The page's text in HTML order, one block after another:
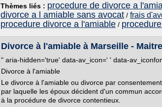
Thèmes liés : procedure de divorce a
divorce a l amiable sans avocat / frais
procedure divorce a l'amiable /
Divorce à l'amiable à Marseille -
" aria-hidden='true' data-av_icon=' ' data-
Divorce à l'amiable
Le divorce à l'amiable ou divorce par
par laquelle les époux décident d'un commun
à la procédure de divorce contentieux.